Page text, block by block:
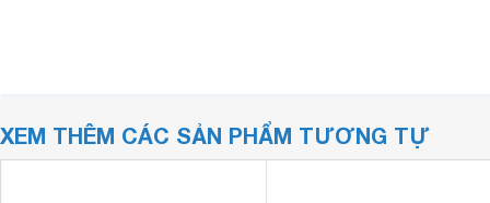
XEM THÊM CÁC SẢN PHẨM TƯƠNG TỰ